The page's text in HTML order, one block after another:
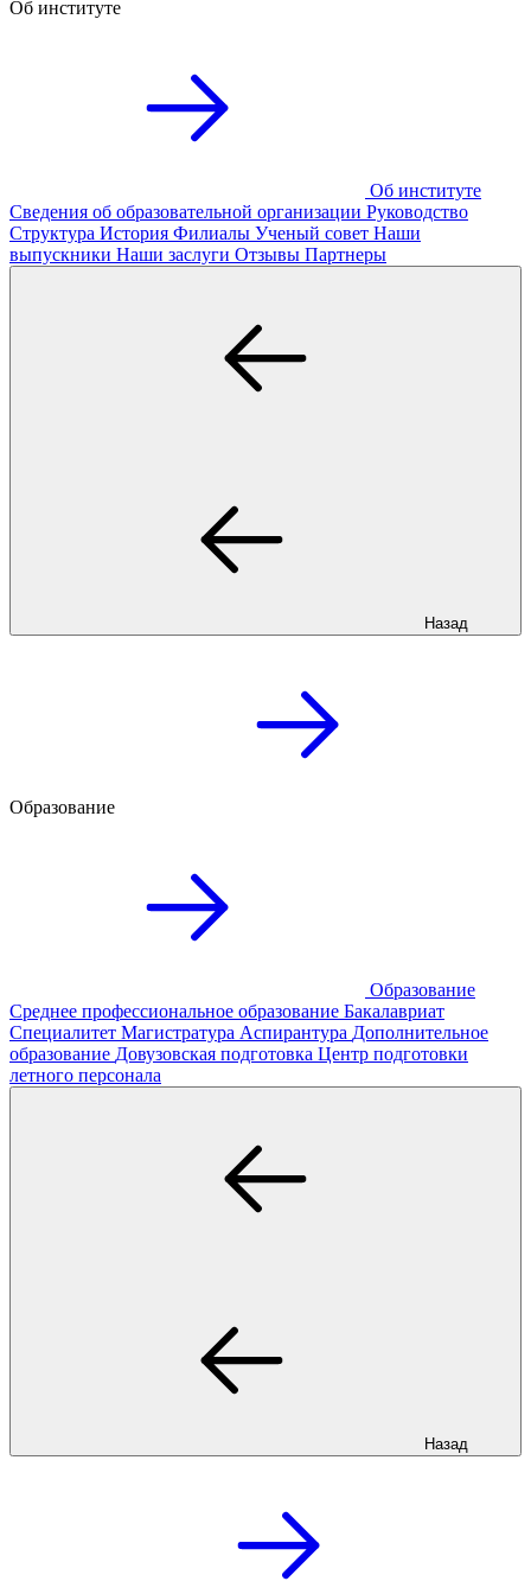
Об институте
Об институте
Сведения об образовательной организации Руководство
Структура История Филиалы Ученый совет Наши
выпускники Наши заслуги Отзывы Партнеры
Назад
Образование
Образование
Среднее профессиональное образование Бакалавриат
Специалитет Магистратура Аспирантура Дополнительное
образование Довузовская подготовка Центр подготовки
летного персонала
Назад